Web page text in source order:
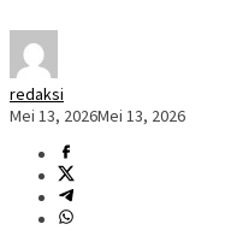
redaksi
Mei 13, 2026Mei 13, 2026